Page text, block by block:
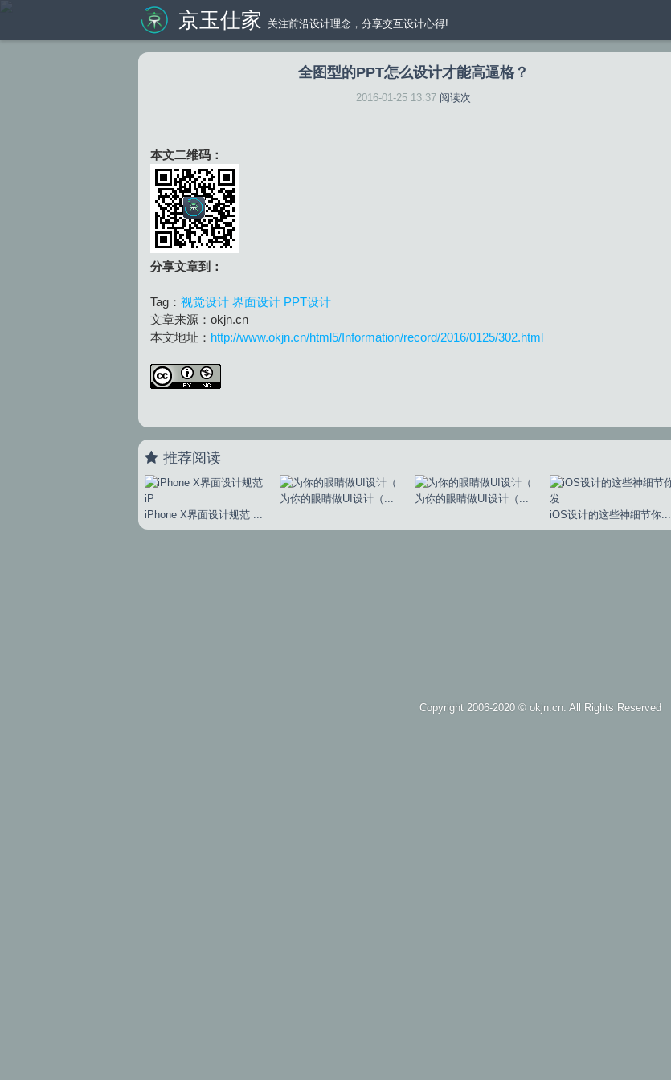
京玉仕家 关注前沿设计理念，分享交互设计心得!
全图型的PPT怎么设计才能高逼格？
2016-01-25 13:37 阅读次
本文二维码：
分享文章到：
Tag： 视觉设计 界面设计 PPT设计
文章来源：okjn.cn
本文地址： http://www.okjn.cn/html5/Information/record/2016/0125/302.html
推荐阅读
iPhone X界面设计规范 ...
为你的眼睛做UI设计（...
为你的眼睛做UI设计（...
iOS设计的这些神细节你...
Copyright 2006-2020 © okjn.cn. All Rights Reserved